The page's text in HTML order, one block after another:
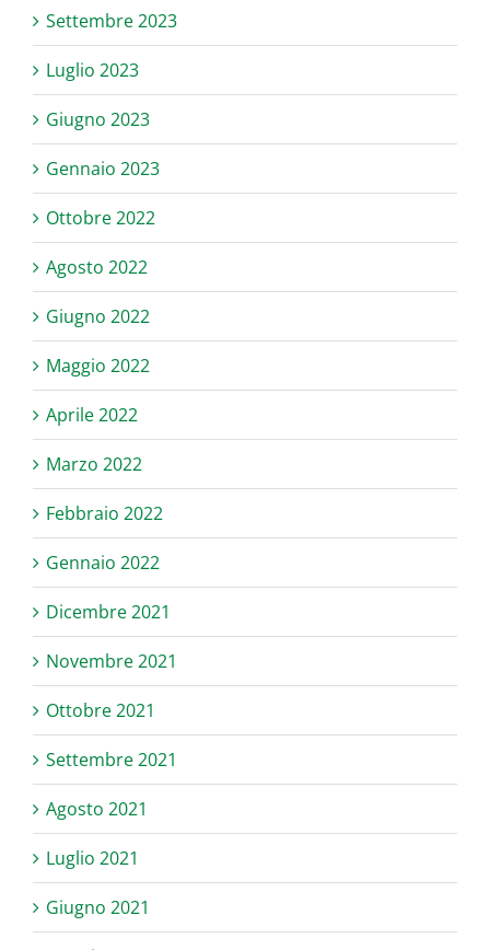
Settembre 2023
Luglio 2023
Giugno 2023
Gennaio 2023
Ottobre 2022
Agosto 2022
Giugno 2022
Maggio 2022
Aprile 2022
Marzo 2022
Febbraio 2022
Gennaio 2022
Dicembre 2021
Novembre 2021
Ottobre 2021
Settembre 2021
Agosto 2021
Luglio 2021
Giugno 2021